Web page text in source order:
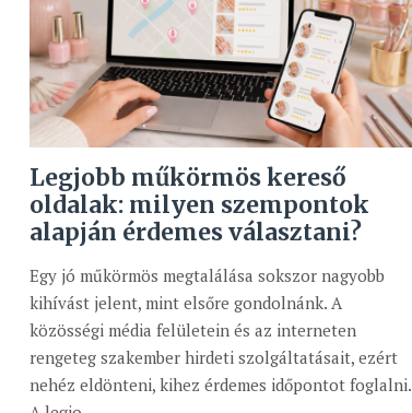
Legjobb műkörmös kereső
oldalak: milyen szempontok
alapján érdemes választani?
Egy jó műkörmös megtalálása sokszor nagyobb
kihívást jelent, mint elsőre gondolnánk. A
közösségi média felületein és az interneten
rengeteg szakember hirdeti szolgáltatásait, ezért
nehéz eldönteni, kihez érdemes időpontot foglalni.